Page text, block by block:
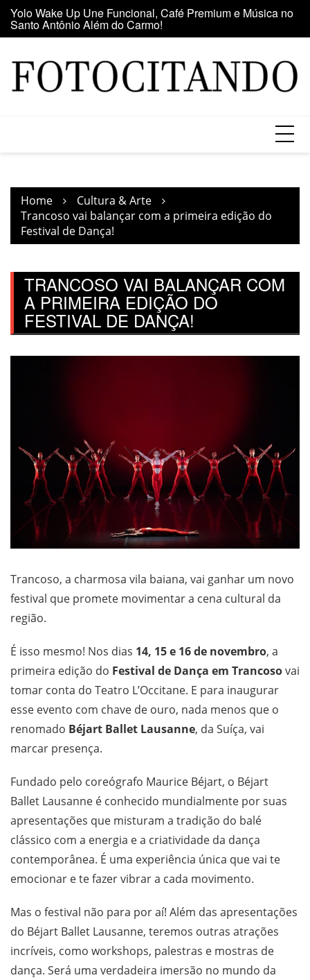
Skip
content
Maior clube de vinil da América Latina participa da Feira
do Vinil no Shopping Center Lapa
Home
Cultura & Arte
Trancoso vai balançar com a primeira edição do
Festival de Dança!
TRANCOSO VAI BALANÇAR COM
A PRIMEIRA EDIÇÃO DO
FESTIVAL DE DANÇA!
Trancoso, a charmosa vila baiana, vai ganhar um novo
festival que promete movimentar a cena cultural da
região.
É isso mesmo! Nos dias 14, 15 e 16 de novembro, a
primeira edição do Festival de Dança em Trancosovai
tomar conta do Teatro L’Occitane. E para inaugurar
esse evento com chave de ouro, nada menos que o
renomado Béjart Ballet Lausanne, da Suíça, vai
marcar presença.
Fundado pelo coreógrafo Maurice Béjart, o Béjart
Ballet Lausanne é conhecido mundialmente por suas
apresentações que misturam a tradição do balé
clássico com a energia e a criatividade da dança
contemporânea. É uma experiência única que vai te
emocionar e te fazer vibrar a cada movimento.
Mas o festival não para por aí! Além das apresentações
do Béjart Ballet Lausanne, teremos outras atrações
incríveis, como workshops, palestras e mostras de
dança. Será uma verdadeira imersão no mundo da